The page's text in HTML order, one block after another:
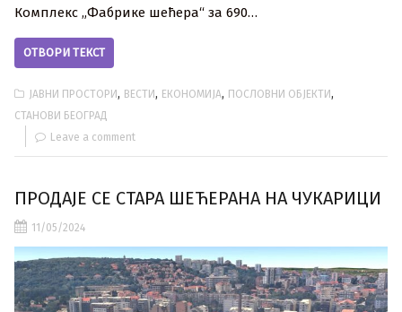
Комплекс „Фабрике шећера“ за 690…
ОТВОРИ ТЕКСТ
ЈАВНИ ПРОСТОРИ, ВЕСТИ, ЕКОНОМИЈА, ПОСЛОВНИ ОБЈЕКТИ,
СТАНОВИ БЕОГРАД
Leave a comment
ПРОДАЈЕ СЕ СТАРА ШЕЋЕРАНА НА ЧУКАРИЦИ
11/05/2024